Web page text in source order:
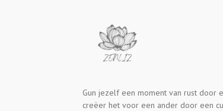
Gun jezelf een moment van rust door
creëer het voor een ander door een